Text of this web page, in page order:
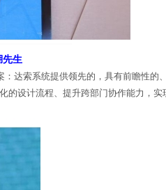
先生
达索系统提供领先的，具有前瞻性的
的设计流程、提升跨部门协作能力，实